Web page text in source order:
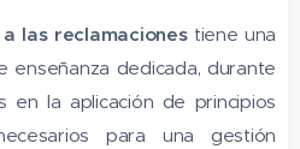
las reclamacionestiene una
enseñanza dedicada, durante
en la aplicación de principios
para una gestión